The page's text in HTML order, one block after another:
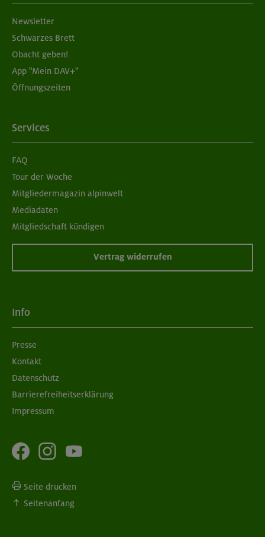
Newsletter
Schwarzes Brett
Obacht geben!
App "Mein DAV+"
Öffnungszeiten
Services
FAQ
Tour der Woche
Mitgliedermagazin alpinwelt
Mediadaten
Mitgliedschaft kündigen
Vertrag widerrufen
Info
Presse
Kontakt
Datenschutz
Barrierefreiheitserklärung
Impressum
Seite drucken
Seitenanfang